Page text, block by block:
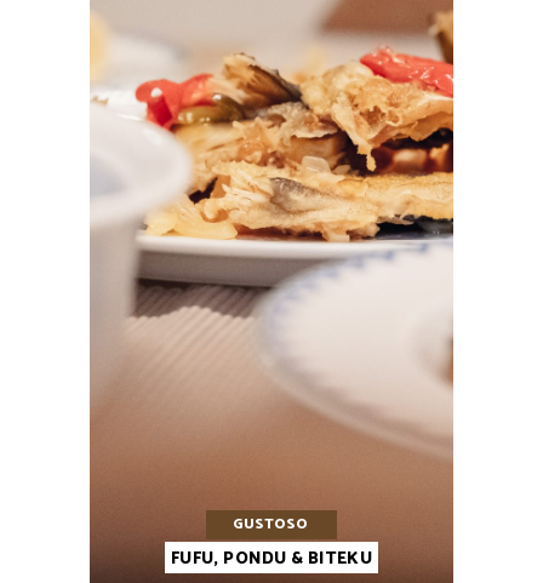
GUSTOSO
FUFU, PONDU & BITEKU